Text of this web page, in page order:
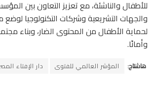
للأطفال والناشئة، مع تعزيز التعاون بين
والجهات التشريعية وشركات التكنولوجيا لوضع
لحماية الأطفال من المحتوى الضار، وبناء
وأمانًا.
هاشتاج: المؤشر العالمي للفتوى دار الإفتاء